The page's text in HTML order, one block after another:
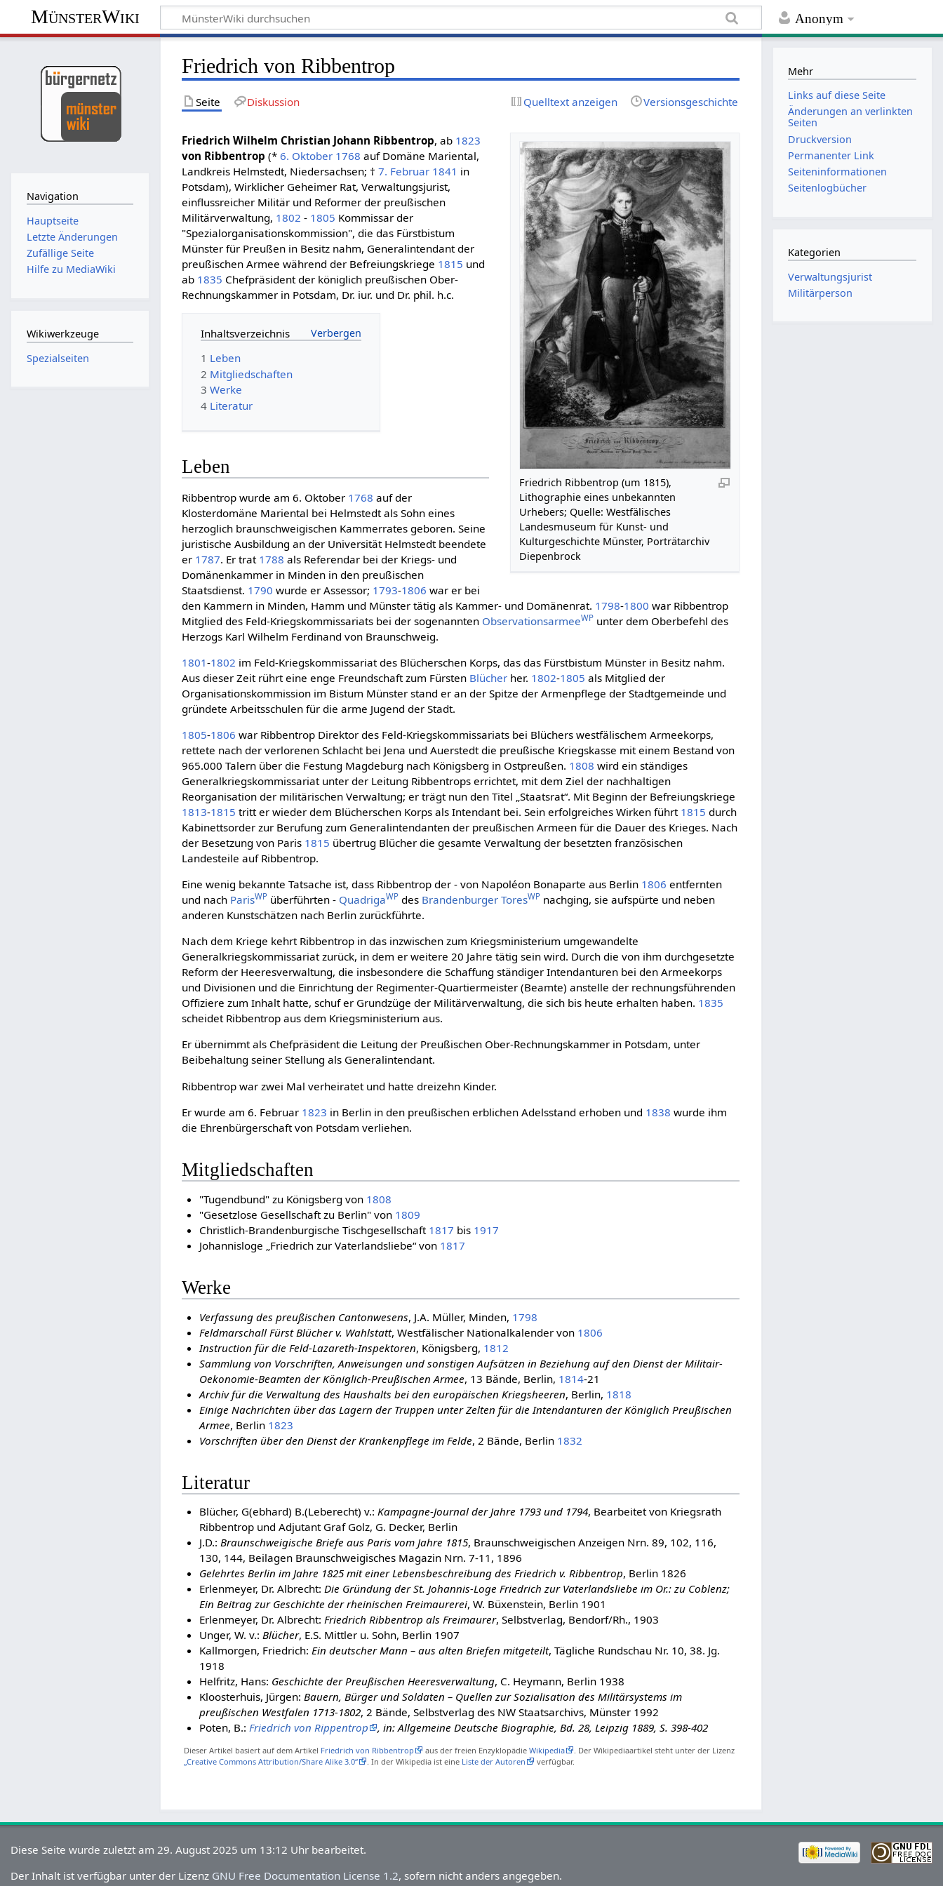
Anonym
MünsterWiki
Friedrich von Ribbentrop
Seite Diskussion Quelltext anzeigen Versionsgeschichte
Friedrich Ribbentrop (um 1815),
Lithographie eines unbekannten
Urhebers; Quelle: Westfälisches
Landesmuseum für Kunst- und
Kulturgeschichte Münster, Porträtarchiv
Diepenbrock
Friedrich Wilhelm Christian Johann Ribbentrop, ab 1823
von Ribbentrop (*6. Oktober 1768 auf Domäne Mariental,
Landkreis Helmstedt, Niedersachsen; †7. Februar 1841 in
Potsdam), Wirklicher Geheimer Rat, Verwaltungsjurist,
einflussreicher Militär und Reformer der preußischen
Militärverwaltung, 1802 - 1805 Kommissar der
"Spezialorganisationskommission", die das Fürstbistum
Münster für Preußen in Besitz nahm, Generalintendant der
preußischen Armee während der Befreiungskriege 1815 und
ab 1835 Chefpräsident der königlich preußischen Ober-
Rechnungskammer in Potsdam, Dr. iur. und Dr. phil. h.c.
Inhaltsverzeichnis
1 Leben
2 Mitgliedschaften
3 Werke
4 Literatur
Leben
Ribbentrop wurde am 6. Oktober 1768 auf der
Klosterdomäne Mariental bei Helmstedt als Sohn eines
herzoglich braunschweigischen Kammerrates geboren. Seine
juristische Ausbildung an der Universität Helmstedt beendete
er 1787. Er trat 1788 als Referendar bei der Kriegs- und
Domänenkammer in Minden in den preußischen
Staatsdienst. 1790 wurde er Assessor; 1793-1806 war er bei
den Kammern in Minden, Hamm und Münster tätig als Kammer- und Domänenrat. 1798-1800 war Ribbentrop
Mitglied des Feld-Kriegskommissariats bei der sogenannten ObservationsarmeeWP unter dem Oberbefehl des
Herzogs Karl Wilhelm Ferdinand von Braunschweig.
1801-1802 im Feld-Kriegskommissariat des Blücherschen Korps, das das Fürstbistum Münster in Besitz nahm.
Aus dieser Zeit rührt eine enge Freundschaft zum Fürsten Blücher her. 1802-1805 als Mitglied der
Organisationskommission im Bistum Münster stand er an der Spitze der Armenpflege der Stadtgemeinde und
gründete Arbeitsschulen für die arme Jugend der Stadt.
1805-1806 war Ribbentrop Direktor des Feld-Kriegskommissariats bei Blüchers westfälischem Armeekorps,
rettete nach der verlorenen Schlacht bei Jena und Auerstedt die preußische Kriegskasse mit einem Bestand von
965.000 Talern über die Festung Magdeburg nach Königsberg in Ostpreußen. 1808 wird ein ständiges
Generalkriegskommissariat unter der Leitung Ribbentrops errichtet, mit dem Ziel der nachhaltigen
Reorganisation der militärischen Verwaltung; er trägt nun den Titel „Staatsrat“. Mit Beginn der Befreiungskriege
1813-1815 tritt er wieder dem Blücherschen Korps als Intendant bei. Sein erfolgreiches Wirken führt 1815 durch
Kabinettsorder zur Berufung zum Generalintendanten der preußischen Armeen für die Dauer des Krieges. Nach
der Besetzung von Paris 1815 übertrug Blücher die gesamte Verwaltung der besetzten französischen
Landesteile auf Ribbentrop.
Eine wenig bekannte Tatsache ist, dass Ribbentrop der - von Napoléon Bonaparte aus Berlin 1806 entfernten
und nach ParisWP überführten - QuadrigaWP des Brandenburger ToresWP nachging, sie aufspürte und neben
anderen Kunstschätzen nach Berlin zurückführte.
Nach dem Kriege kehrt Ribbentrop in das inzwischen zum Kriegsministerium umgewandelte
Generalkriegskommissariat zurück, in dem er weitere 20 Jahre tätig sein wird. Durch die von ihm durchgesetzte
Reform der Heeresverwaltung, die insbesondere die Schaffung ständiger Intendanturen bei den Armeekorps
und Divisionen und die Einrichtung der Regimenter-Quartiermeister (Beamte) anstelle der rechnungsführenden
Offiziere zum Inhalt hatte, schuf er Grundzüge der Militärverwaltung, die sich bis heute erhalten haben. 1835
scheidet Ribbentrop aus dem Kriegsministerium aus.
Er übernimmt als Chefpräsident die Leitung der Preußischen Ober-Rechnungskammer in Potsdam, unter
Beibehaltung seiner Stellung als Generalintendant.
Ribbentrop war zwei Mal verheiratet und hatte dreizehn Kinder.
Er wurde am 6. Februar 1823 in Berlin in den preußischen erblichen Adelsstand erhoben und 1838 wurde ihm
die Ehrenbürgerschaft von Potsdam verliehen.
Mitgliedschaften
"Tugendbund" zu Königsberg von 1808
"Gesetzlose Gesellschaft zu Berlin" von 1809
Christlich-Brandenburgische Tischgesellschaft 1817 bis 1917
Johannisloge „Friedrich zur Vaterlandsliebe“ von 1817
Werke
Verfassung des preußischen Cantonwesens, J.A. Müller, Minden, 1798
Feldmarschall Fürst Blücher v. Wahlstatt, Westfälischer Nationalkalender von 1806
Instruction für die Feld-Lazareth-Inspektoren, Königsberg, 1812
Sammlung von Vorschriften, Anweisungen und sonstigen Aufsätzen in Beziehung auf den Dienst der Militair-
Oekonomie-Beamten der Königlich-Preußischen Armee, 13 Bände, Berlin, 1814-21
Archiv für die Verwaltung des Haushalts bei den europäischen Kriegsheeren, Berlin, 1818
Einige Nachrichten über das Lagern der Truppen unter Zelten für die Intendanturen der Königlich Preußischen
Armee, Berlin 1823
Vorschriften über den Dienst der Krankenpflege im Felde, 2 Bände, Berlin 1832
Literatur
Blücher, G(ebhard) B.(Leberecht) v.: Kampagne-Journal der Jahre 1793 und 1794, Bearbeitet von Kriegsrath
Ribbentrop und Adjutant Graf Golz, G. Decker, Berlin
J.D.: Braunschweigische Briefe aus Paris vom Jahre 1815, Braunschweigischen Anzeigen Nrn. 89, 102, 116,
130, 144, Beilagen Braunschweigisches Magazin Nrn. 7-11, 1896
Gelehrtes Berlin im Jahre 1825 mit einer Lebensbeschreibung des Friedrich v. Ribbentrop, Berlin 1826
Erlenmeyer, Dr. Albrecht: Die Gründung der St. Johannis-Loge Friedrich zur Vaterlandsliebe im Or.: zu Coblenz;
Ein Beitrag zur Geschichte der rheinischen Freimaurerei, W. Büxenstein, Berlin 1901
Erlenmeyer, Dr. Albrecht: Friedrich Ribbentrop als Freimaurer, Selbstverlag, Bendorf/Rh., 1903
Unger, W. v.: Blücher, E.S. Mittler u. Sohn, Berlin 1907
Kallmorgen, Friedrich: Ein deutscher Mann – aus alten Briefen mitgeteilt, Tägliche Rundschau Nr. 10, 38. Jg.
1918
Helfritz, Hans: Geschichte der Preußischen Heeresverwaltung, C. Heymann, Berlin 1938
Kloosterhuis, Jürgen: Bauern, Bürger und Soldaten – Quellen zur Sozialisation des Militärsystems im
preußischen Westfalen 1713-1802, 2 Bände, Selbstverlag des NW Staatsarchivs, Münster 1992
Poten, B.: Friedrich von Rippentrop , in: Allgemeine Deutsche Biographie, Bd. 28, Leipzig 1889, S. 398-402
Dieser Artikel basiert auf dem Artikel Friedrich von Ribbentrop aus der freien EnzyklopädieWikipedia
. Der Wikipediaartikel steht unter der Lizenz
„Creative Commons Attribution/Share Alike 3.0“
. In der Wikipedia ist eine Liste der Autoren verfügbar.
Navigation
Hauptseite
Letzte Änderungen
Zufällige Seite
Hilfe zu MediaWiki
Wikiwerkzeuge
Spezialseiten
Mehr
Links auf diese Seite
Änderungen an verlinkten
Seiten
Druckversion
Permanenter Link
Seiten­informationen
Seitenlogbücher
Kategorien
Verwaltungsjurist
Militärperson
Diese Seite wurde zuletzt am 29. August 2025 um 13:12 Uhr bearbeitet.
Der Inhalt ist verfügbar unter der Lizenz GNU Free Documentation License 1.2, sofern nicht anders angegeben.